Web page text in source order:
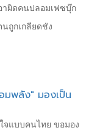
ผิดคนปลอมเฟซบุ๊ก
ถูกเกลียดชัง
พลัง" มองเป็น
จแบบคนไทย ขอมอง